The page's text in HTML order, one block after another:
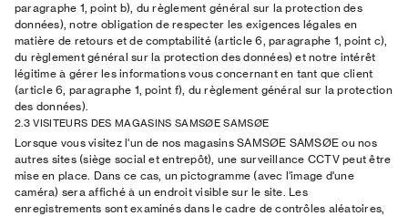
paragraphe 1, point b), du règlement général sur la protection des
données), notre obligation de respecter les exigences légales en
matière de retours et de comptabilité (article 6, paragraphe 1, point c),
du règlement général sur la protection des données) et notre intérêt
légitime à gérer les informations vous concernant en tant que client
(article 6, paragraphe 1, point f), du règlement général sur la protection
des données).
2.3 VISITEURS DES MAGASINS SAMSØE SAMSØE
Lorsque vous visitez l'un de nos magasins SAMSØE SAMSØE ou nos
autres sites (siège social et entrepôt), une surveillance CCTV peut être
mise en place. Dans ce cas, un pictogramme (avec l'image d'une
caméra) sera affiché à un endroit visible sur le site. Les
enregistrements sont examinés dans le cadre de contrôles aléatoires,